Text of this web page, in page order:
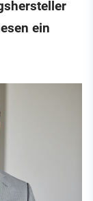
ein